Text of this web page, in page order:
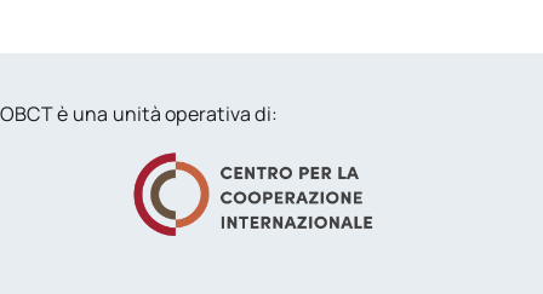
OBCT è una unità operativa di: